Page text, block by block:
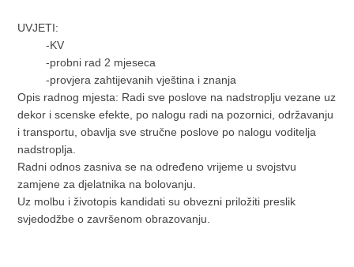
UVJETI:
-KV
-probni rad 2 mjeseca
-provjera zahtijevanih vještina i znanja
Opis radnog mjesta: Radi sve poslove na nadstroplju vezane uz
dekor i scenske efekte, po nalogu radi na pozornici, održavanju
i transportu, obavlja sve stručne poslove po nalogu voditelja
nadstroplja.
Radni odnos zasniva se na određeno vrijeme u svojstvu
zamjene za djelatnika na bolovanju.
Uz molbu i životopis kandidati su obvezni priložiti preslik
svjedodžbe o završenom obrazovanju.